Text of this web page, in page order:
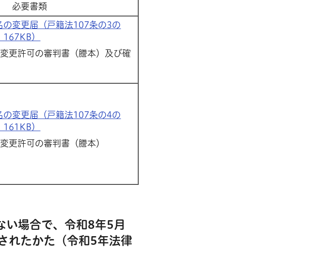
必要書類
の変更届（戸籍法107条の3の
167KB）
更許可の審判書（謄本）及び確
の変更届（戸籍法107条の4の
161KB）
更許可の審判書（謄本）
い場合で、令和8年5月
れたかた（令和5年法律